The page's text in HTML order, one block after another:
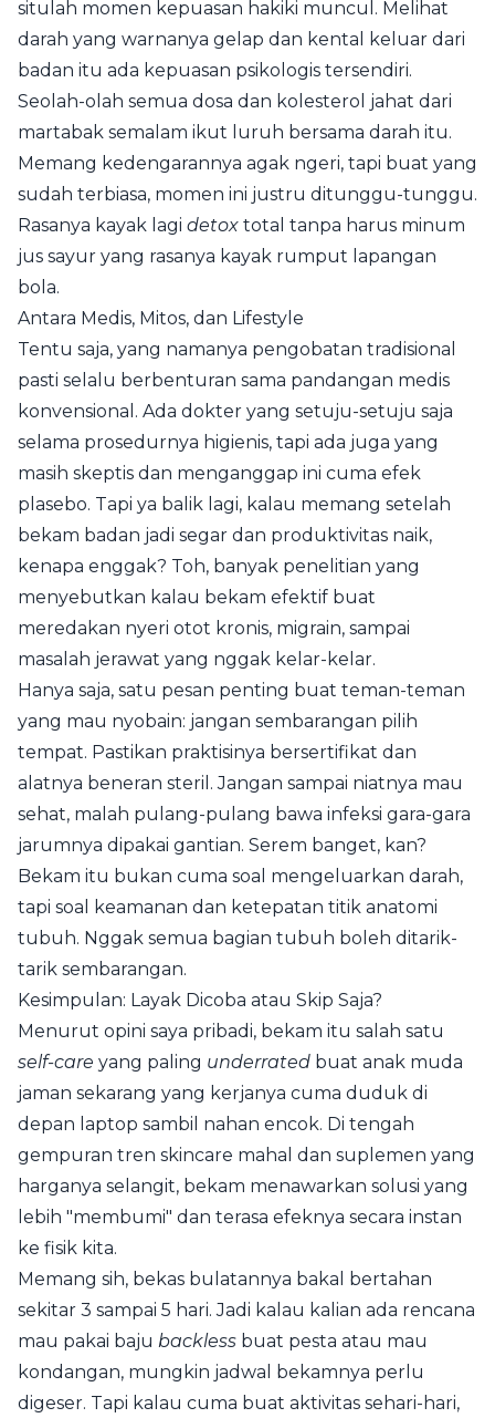
situlah momen kepuasan hakiki muncul. Melihat
darah yang warnanya gelap dan kental keluar dari
badan itu ada kepuasan psikologis tersendiri.
Seolah-olah semua dosa dan kolesterol jahat dari
martabak semalam ikut luruh bersama darah itu.
Memang kedengarannya agak ngeri, tapi buat yang
sudah terbiasa, momen ini justru ditunggu-tunggu.
Rasanya kayak lagi detox total tanpa harus minum
jus sayur yang rasanya kayak rumput lapangan
bola.
Antara Medis, Mitos, dan Lifestyle
Tentu saja, yang namanya pengobatan tradisional
pasti selalu berbenturan sama pandangan medis
konvensional. Ada dokter yang setuju-setuju saja
selama prosedurnya higienis, tapi ada juga yang
masih skeptis dan menganggap ini cuma efek
plasebo. Tapi ya balik lagi, kalau memang setelah
bekam badan jadi segar dan produktivitas naik,
kenapa enggak? Toh, banyak penelitian yang
menyebutkan kalau bekam efektif buat
meredakan nyeri otot kronis, migrain, sampai
masalah jerawat yang nggak kelar-kelar.
Hanya saja, satu pesan penting buat teman-teman
yang mau nyobain: jangan sembarangan pilih
tempat. Pastikan praktisinya bersertifikat dan
alatnya beneran steril. Jangan sampai niatnya mau
sehat, malah pulang-pulang bawa infeksi gara-gara
jarumnya dipakai gantian. Serem banget, kan?
Bekam itu bukan cuma soal mengeluarkan darah,
tapi soal keamanan dan ketepatan titik anatomi
tubuh. Nggak semua bagian tubuh boleh ditarik-
tarik sembarangan.
Kesimpulan: Layak Dicoba atau Skip Saja?
Menurut opini saya pribadi, bekam itu salah satu
self-care yang paling underrated buat anak muda
jaman sekarang yang kerjanya cuma duduk di
depan laptop sambil nahan encok. Di tengah
gempuran tren skincare mahal dan suplemen yang
harganya selangit, bekam menawarkan solusi yang
lebih "membumi" dan terasa efeknya secara instan
ke fisik kita.
Memang sih, bekas bulatannya bakal bertahan
sekitar 3 sampai 5 hari. Jadi kalau kalian ada rencana
mau pakai baju backless buat pesta atau mau
kondangan, mungkin jadwal bekamnya perlu
digeser. Tapi kalau cuma buat aktivitas sehari-hari,